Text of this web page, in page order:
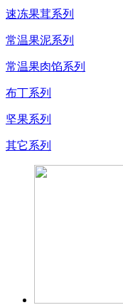
速冻果茸系列
常温果泥系列
常温果肉馅系列
布丁系列
坚果系列
其它系列